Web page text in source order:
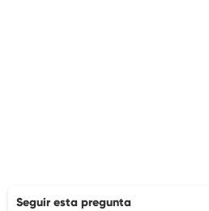
Seguir esta pregunta